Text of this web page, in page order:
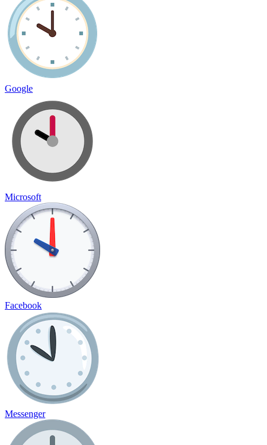
Google
Microsoft
Facebook
Messenger